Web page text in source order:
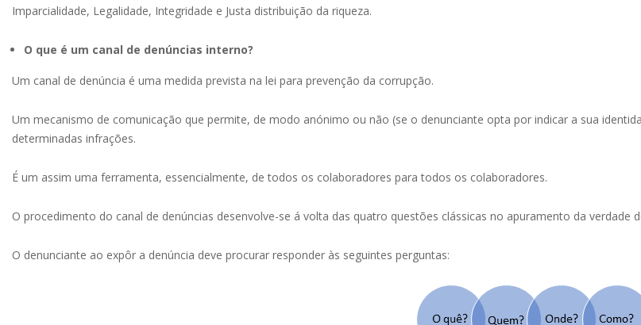
Imparcialidade, Legalidade, Integridade e Justa distribuição da riqueza.
O que é um canal de denúncias interno?
Um canal de denúncia é uma medida prevista na lei para prevenção da corrupção.
Um mecanismo de comunicação que permite, de modo anónimo ou não (se o denunciante opta por indicar a sua
determinadas infrações.
É um assim uma ferramenta, essencialmente, de todos os colaboradores para todos os colaboradores.
O procedimento do canal de denúncias desenvolve-se á volta das quatro questões clássicas no apuramento da verdade
O denunciante ao expôr a denúncia deve procurar responder às seguintes perguntas: